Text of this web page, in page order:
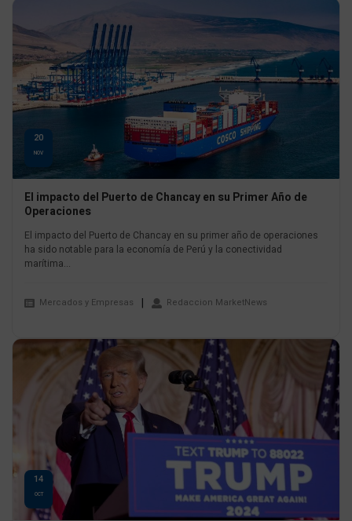
20
NOV
El impacto del Puerto de Chancay en su Primer Año de
Operaciones
El impacto del Puerto de Chancay en su primer año de operaciones
ha sido notable para la economía de Perú y la conectividad
marítima...
Mercados y Empresas Redaccion MarketNews
14
OCT